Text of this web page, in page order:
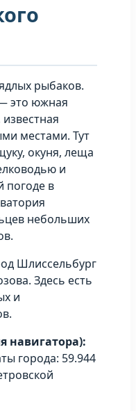
рыбаков.
это южная
местами. Тут
окуня, леща
и
погоде в
небольших
Шлиссельбург
Здесь есть
и
навигатора):
города: 59.944